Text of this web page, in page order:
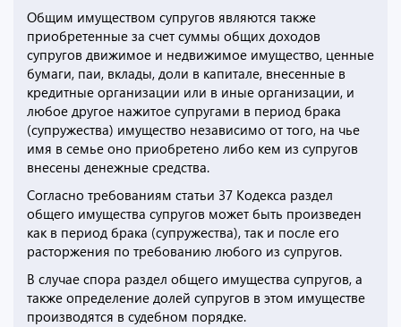
Общим имуществом супругов являются также
приобретенные за счет суммы общих доходов
супругов движимое и недвижимое имущество, ценные
бумаги, паи, вклады, доли в капитале, внесенные в
кредитные организации или в иные организации, и
любое другое нажитое супругами в период брака
(супружества) имущество независимо от того, на чье
имя в семье оно приобретено либо кем из супругов
внесены денежные средства.
Согласно требованиям статьи 37 Кодекса раздел
общего имущества супругов может быть произведен
как в период брака (супружества), так и после его
расторжения по требованию любого из супругов.
В случае спора раздел общего имущества супругов, а
также определение долей супругов в этом имуществе
производятся в судебном порядке.